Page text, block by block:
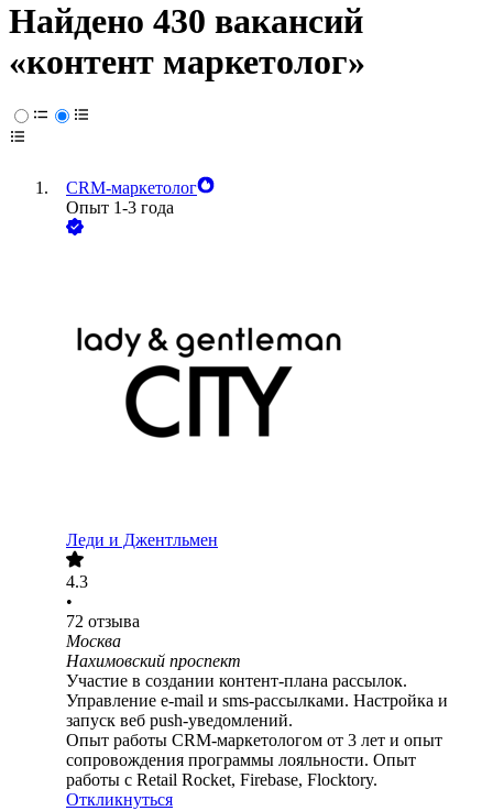
Найдено 430 вакансий
«контент маркетолог»
CRM-маркетолог
Опыт 1-3 года
Леди и Джентльмен
4.3
•
72 отзыва
Москва
Нахимовский проспект
Участие в создании контент-плана рассылок.
Управление e-mail и sms-рассылками. Настройка и
запуск веб push-уведомлений.
Опыт работы CRM-маркетологом от 3 лет и опыт
сопровождения программы лояльности. Опыт
работы с Retail Rocket, Firebase, Flocktory.
Откликнуться